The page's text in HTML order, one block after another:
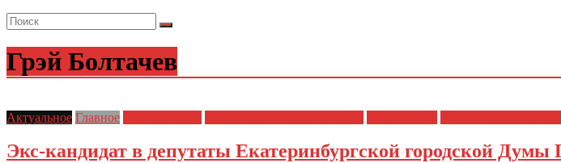
Грэй Болтачев
Актуальное Главное
Экс-кандидат в депутаты Екатеринбургской городской